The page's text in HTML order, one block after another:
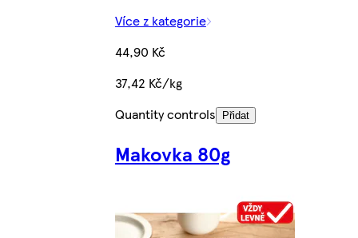
Více z kategorie
44,90 Kč
37,42 Kč/kg
Quantity controls
Přidat
Makovka 80g